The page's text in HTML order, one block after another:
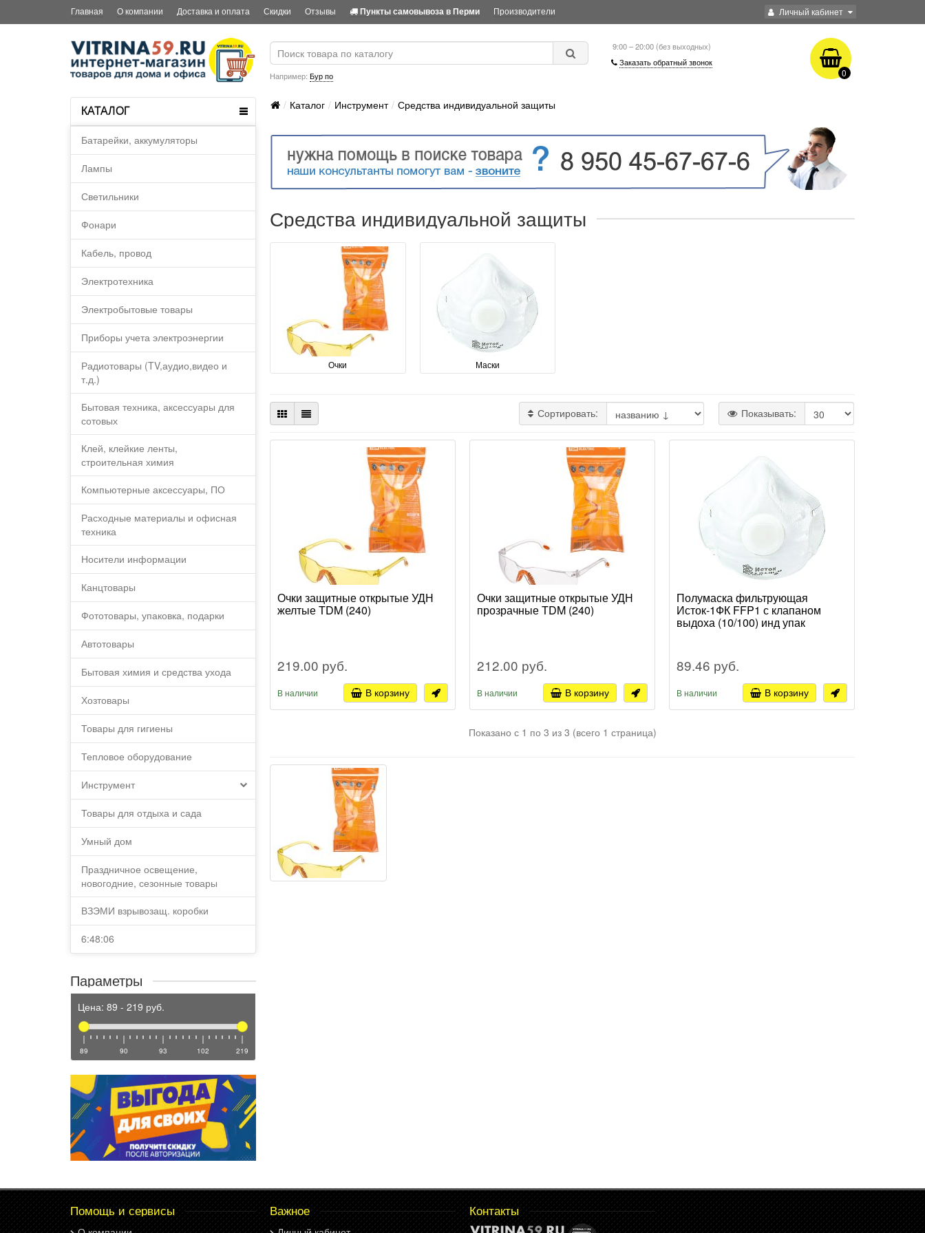
Личный кабинет
Главная О компании Доставка и оплата Скидки Отзывы Пункты самовывоза в Перми Производители
Например: Бур по
9:00 – 20:00 (без выходных)
Заказать обратный звонок
0
КАТАЛОГ
Батарейки, аккумуляторы
Лампы
Светильники
Фонари
Кабель, провод
Электротехника
Электробытовые товары
Приборы учета электроэнергии
Радиотовары (TV,аудио,видео и
т.д.)
Бытовая техника, аксессуары для
сотовых
Клей, клейкие ленты,
строительная химия
Компьютерные аксессуары, ПО
Расходные материалы и офисная
техника
Носители информации
Канцтовары
Фототовары, упаковка, подарки
Автотовары
Бытовая химия и средства ухода
Хозтовары
Товары для гигиены
Тепловое оборудование
Инструмент
Товары для отдыха и сада
Умный дом
Праздничное освещение,
новогодние, сезонные товары
ВЗЭМИ взрывозащ. коробки
6:48:06
Каталог Инструмент Средства индивидуальной защиты
Параметры
Цена: 89 - 219 руб.
89 90 93 102 219
Средства индивидуальной защиты
Очки Маски
Сортировать: Показывать:
Очки защитные открытые УДН
желтые TDM (240)
219.00 руб.
В наличии В корзину
Очки защитные открытые УДН
прозрачные TDM (240)
212.00 руб.
В наличии В корзину
Полумаска фильтрующая
Исток-1ФК FFP1 с клапаном
выдоха (10/100) инд упак
89.46 руб.
В наличии В корзину
Показано с 1 по 3 из 3 (всего 1 страница)
Помощь и сервисы Важное Контакты